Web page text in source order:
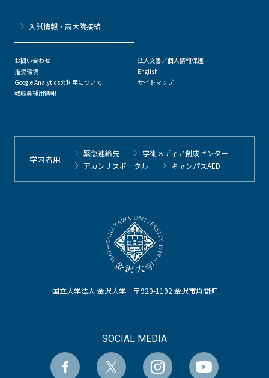
国立大学法人 金沢大学 〒920-1192 金沢市角間町
SOCIAL MEDIA
⼊試情報・高大院接続
お問い合わせ
推奨環境
Google Analyticsの利用について
教職員採用情報
法人文書／個人情報保護
English
サイトマップ
学内者用
緊急連絡先
学術メディア創成センター
アカンサスポータル
キャンパスAED